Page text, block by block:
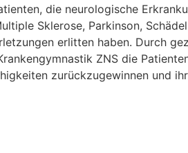
die neurologische
Sklerose, Parkinson,
erlitten haben. Durch
ZNS die
zurückzugewinnen und